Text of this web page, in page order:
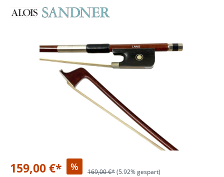
Bildergalerie überspringen
159,00 €* % 169,00 €*(5.92% gespart)